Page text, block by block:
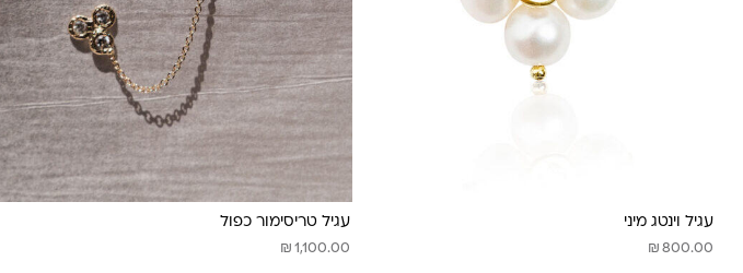
עגיל וינטג מיני
₪ 800.00
עגיל טריסימור כפול
₪ 1,100.00